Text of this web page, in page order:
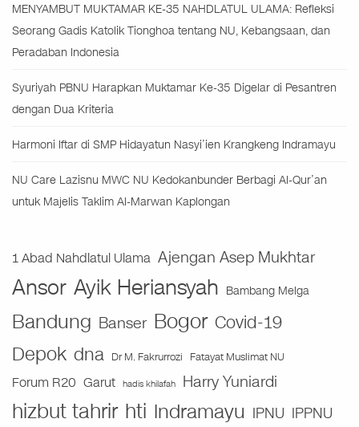
MENYAMBUT MUKTAMAR KE-35 NAHDLATUL ULAMA: Refleksi
Seorang Gadis Katolik Tionghoa tentang NU, Kebangsaan, dan
Peradaban Indonesia
Syuriyah PBNU Harapkan Muktamar Ke-35 Digelar di Pesantren
dengan Dua Kriteria
Harmoni Iftar di SMP Hidayatun Nasyi’ien Krangkeng Indramayu
NU Care Lazisnu MWC NU Kedokanbunder Berbagi Al-Qur’an
untuk Majelis Taklim Al-Marwan Kaplongan
1 Abad Nahdlatul Ulama Ajengan Asep Mukhtar
Ansor Ayik Heriansyah Bambang Melga
Bandung Banser Bogor Covid-19
Depok dna Dr M. Fakrurrozi Fatayat Muslimat NU
Forum R20 Garut hadis khilafah Harry Yuniardi
hizbut tahrir hti Indramayu IPNU IPPNU